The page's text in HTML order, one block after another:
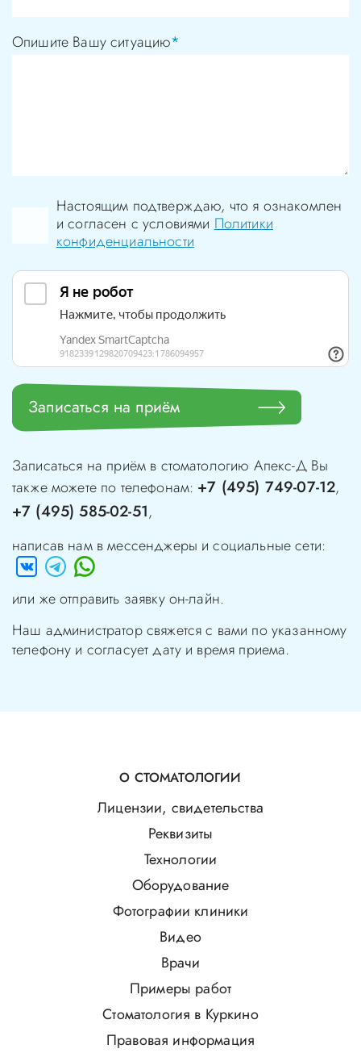
Опишите Вашу ситуацию*
Настоящим подтверждаю, что я ознакомлен
и согласен с условиямиПолитики
конфиденциальности
Записаться на приём
Записаться на приём в стоматологию Апекс-ДВы
также можете по телефонам: +7 (495) 749-07-12,
+7 (495) 585-02-51,
написав нам в мессенджеры и социальные сети:
или же отправить заявку он-лайн.
Наш администратор свяжется с вами по указанному
телефону и согласует дату и время приема.
О СТОМАТОЛОГИИ
Лицензии, свидетельства
Реквизиты
Технологии
Оборудование
Фотографии клиники
Видео
Врачи
Примеры работ
Стоматология в Куркино
Правовая информация